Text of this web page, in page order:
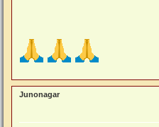
Junonagar